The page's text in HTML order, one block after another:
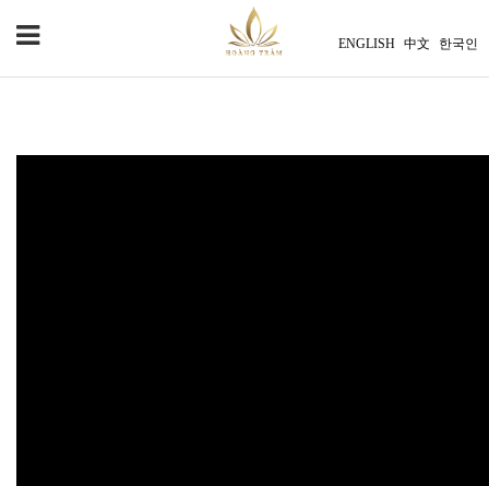
ENGLISH 中文 한국인